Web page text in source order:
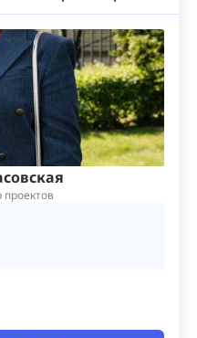
проектов